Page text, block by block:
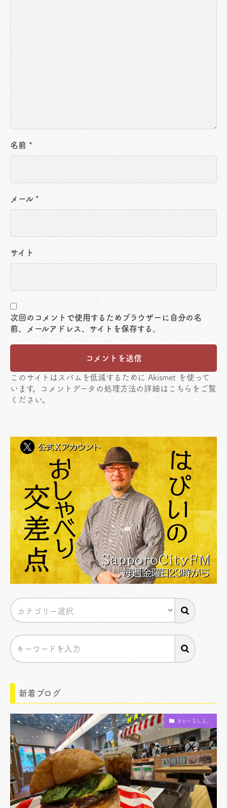
名前 *
メール *
サイト
次回のコメントで使用するためブラウザーに自分の名
前、メールアドレス、サイトを保存する。
このサイトはスパムを低減するために Akismet を使って
います。
コメントデータの処理方法の詳細はこちらをご覧
ください。
新着ブログ
カレーなしよ。